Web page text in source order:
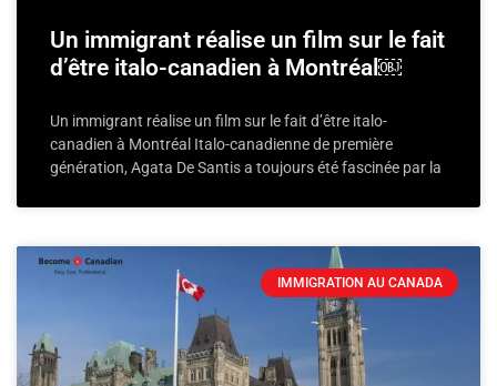
Un immigrant réalise un film sur le fait
d’être italo-canadien à Montréal￼
Un immigrant réalise un film sur le fait d’être italo-
canadien à Montréal Italo-canadienne de première
génération, Agata De Santis a toujours été fascinée par la
IMMIGRATION AU CANADA